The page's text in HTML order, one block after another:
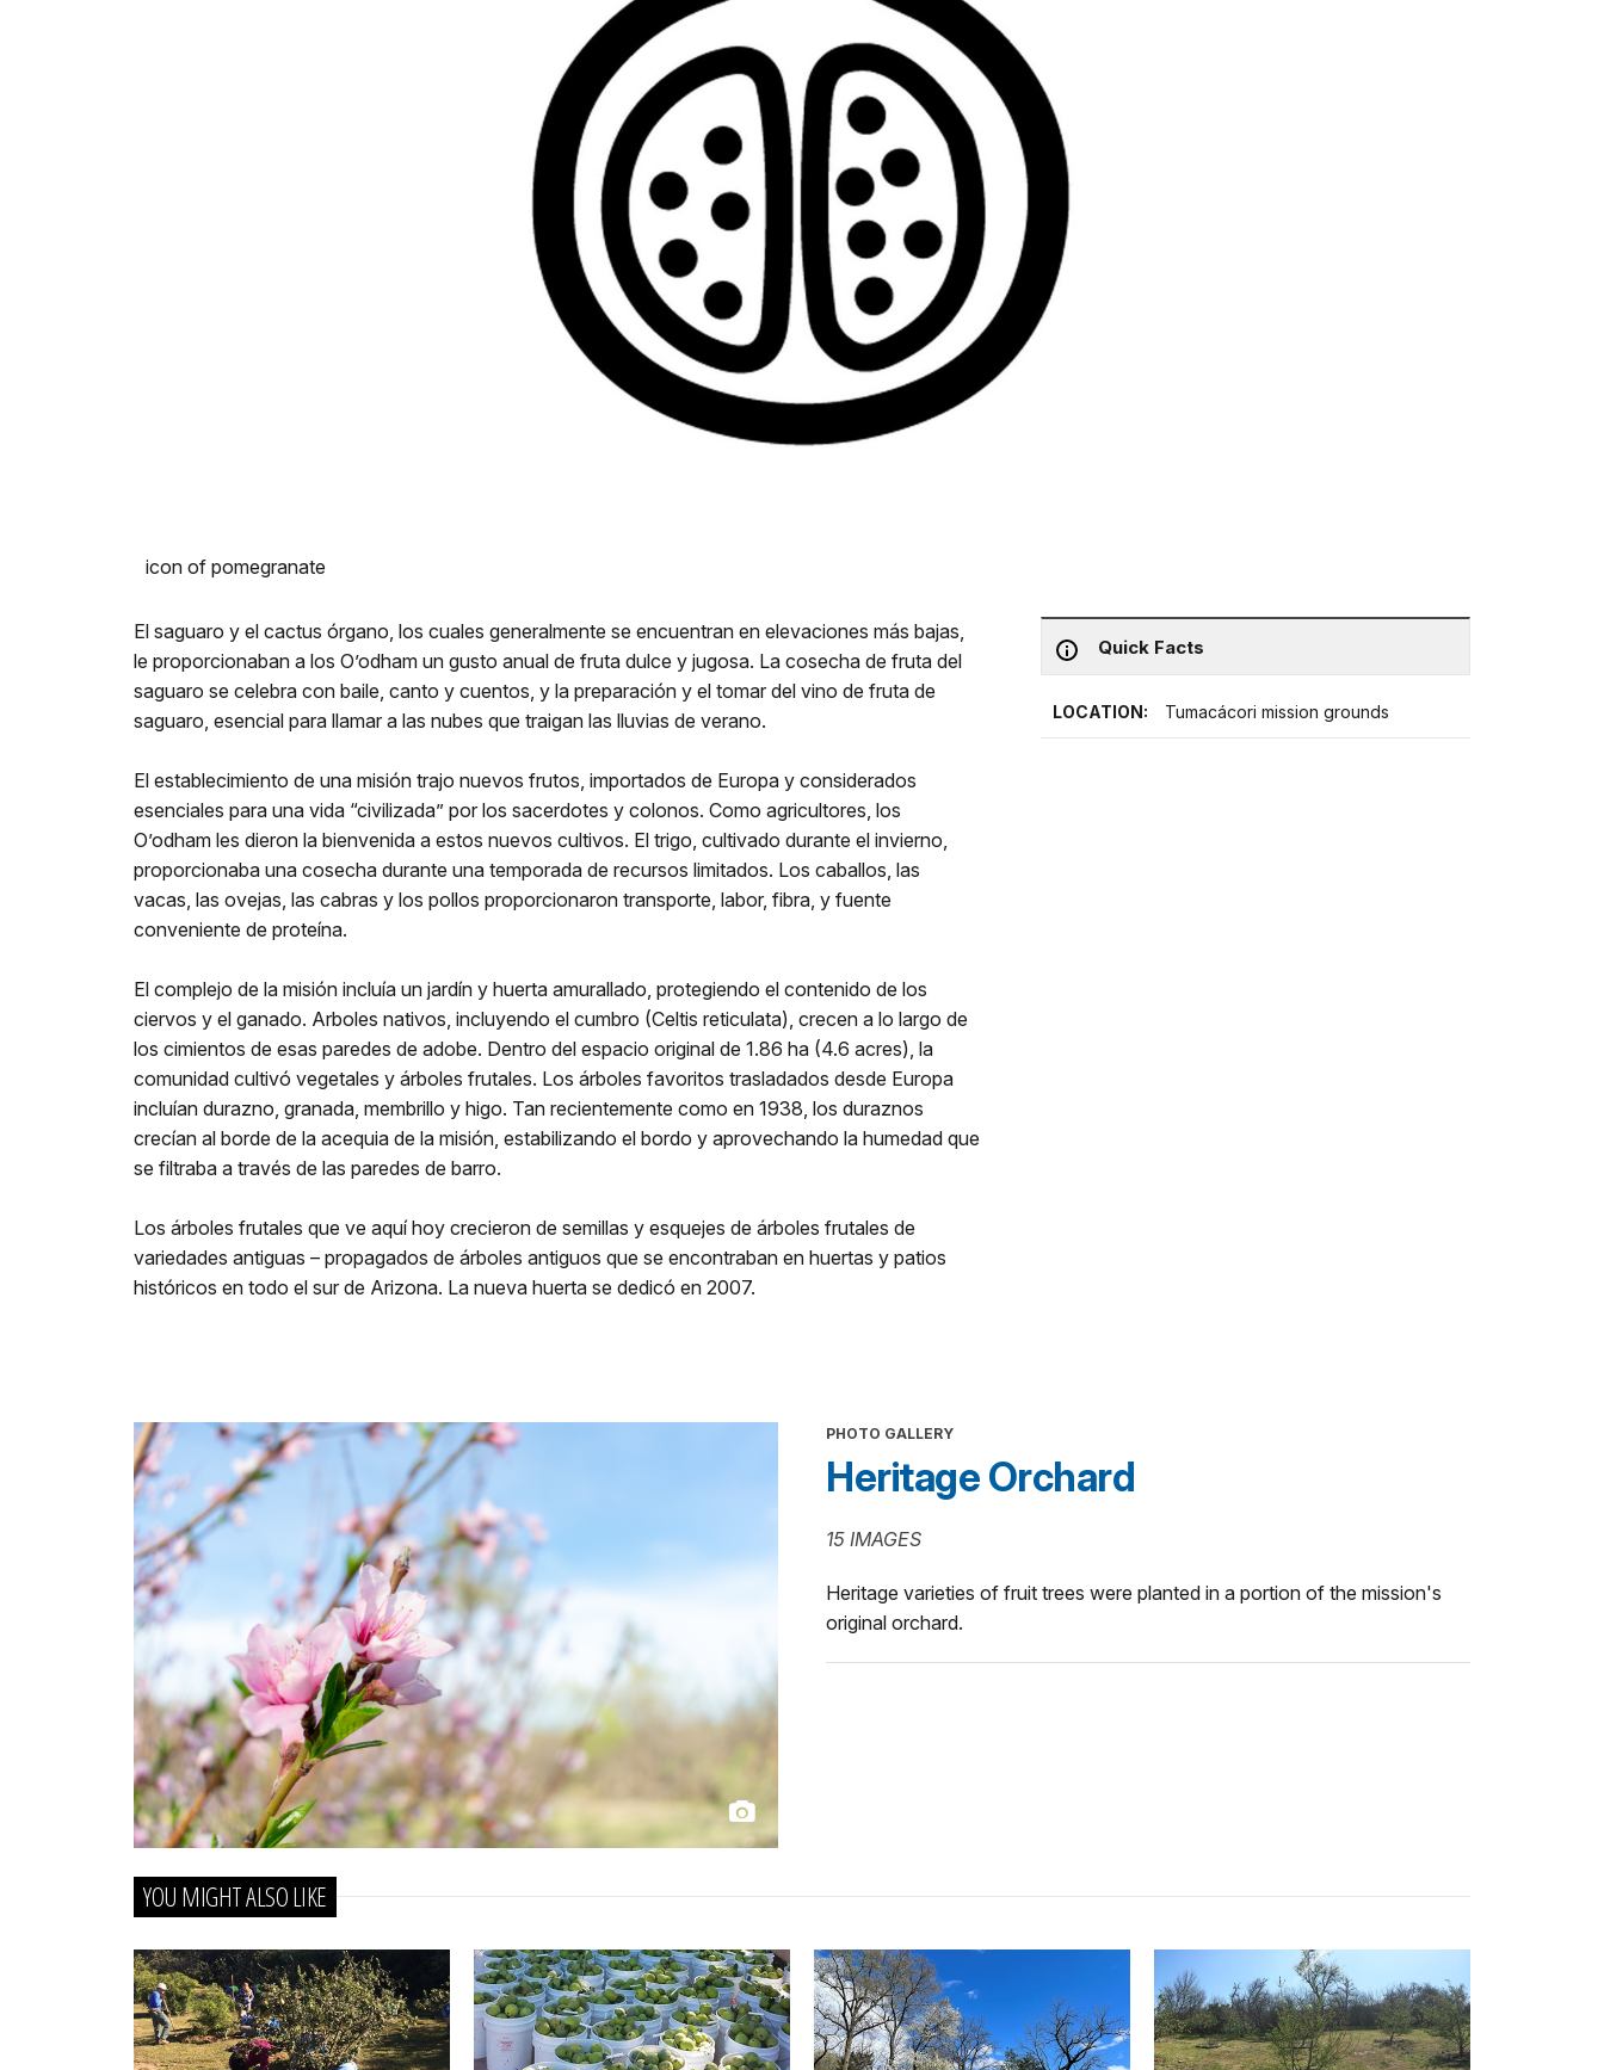
icon of pomegranate
Quick Facts
LOCATION: Tumacácori mission grounds
El saguaro y el cactus órgano, los cuales generalmente se encuentran en elevaciones más bajas,
le proporcionaban a los O’odham un gusto anual de fruta dulce y jugosa. La cosecha de fruta del
saguaro se celebra con baile, canto y cuentos, y la preparación y el tomar del vino de fruta de
saguaro, esencial para llamar a las nubes que traigan las lluvias de verano.
El establecimiento de una misión trajo nuevos frutos, importados de Europa y considerados
esenciales para una vida “civilizada” por los sacerdotes y colonos. Como agricultores, los
O’odham les dieron la bienvenida a estos nuevos cultivos. El trigo, cultivado durante el invierno,
proporcionaba una cosecha durante una temporada de recursos limitados. Los caballos, las
vacas, las ovejas, las cabras y los pollos proporcionaron transporte, labor, fibra, y fuente
conveniente de proteína.
El complejo de la misión incluía un jardín y huerta amurallado, protegiendo el contenido de los
ciervos y el ganado. Arboles nativos, incluyendo el cumbro (Celtis reticulata), crecen a lo largo de
los cimientos de esas paredes de adobe. Dentro del espacio original de 1.86 ha (4.6 acres), la
comunidad cultivó vegetales y árboles frutales. Los árboles favoritos trasladados desde Europa
incluían durazno, granada, membrillo y higo. Tan recientemente como en 1938, los duraznos
crecían al borde de la acequia de la misión, estabilizando el bordo y aprovechando la humedad que
se filtraba a través de las paredes de barro.
Los árboles frutales que ve aquí hoy crecieron de semillas y esquejes de árboles frutales de
variedades antiguas – propagados de árboles antiguos que se encontraban en huertas y patios
históricos en todo el sur de Arizona. La nueva huerta se dedicó en 2007.
PHOTO GALLERY
Heritage Orchard
15 IMAGES
Heritage varieties of fruit trees were planted in a portion of the mission's
original orchard.
YOU MIGHT ALSO LIKE